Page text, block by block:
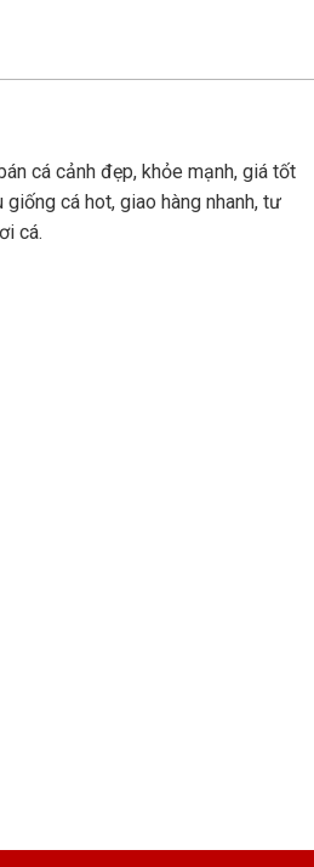
cá cảnh đẹp, khỏe mạnh, giá tốt
cá hot, giao hàng nhanh, tư
cá.